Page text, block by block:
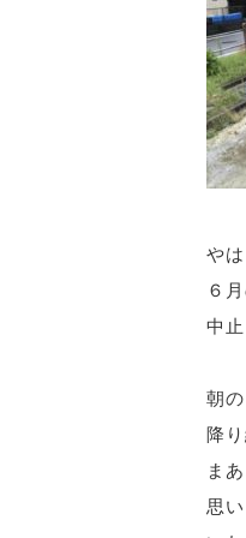
やは
６
中止
朝
降
ま
思